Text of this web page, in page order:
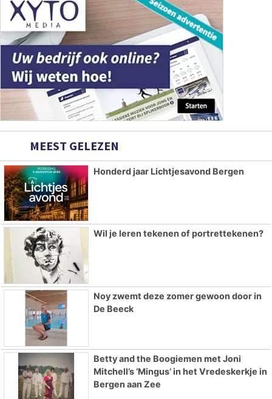
MEEST GELEZEN
Honderd jaar Lichtjesavond Bergen
Wil je leren tekenen of portrettekenen?
Noy zwemt deze zomer gewoon door in
De Beeck
Betty and the Boogiemen met Joni
Mitchell’s ‘Mingus’ in het Vredeskerkje in
Bergen aan Zee